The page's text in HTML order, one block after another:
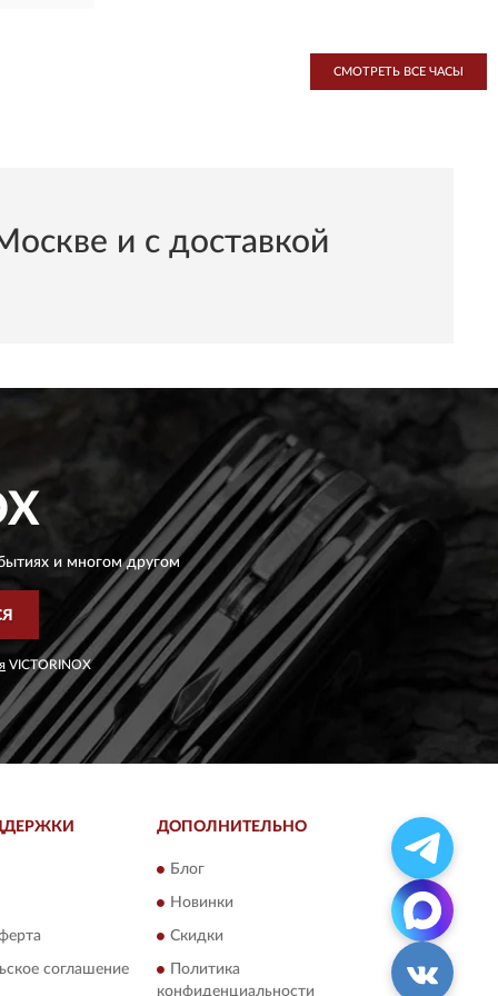
СМОТРЕТЬ ВСЕ ЧАСЫ
и с доставкой
и многом другом
VICTORINOX
соглашение
ДОПОЛНИТЕЛЬНО
Блог
Новинки
Скидки
Политика
конфиденциальности